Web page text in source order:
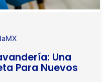
Una
Para Nuevos